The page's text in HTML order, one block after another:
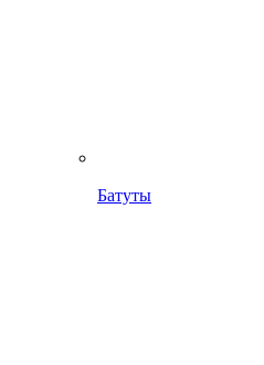
Батуты